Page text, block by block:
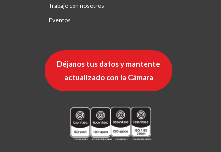
Trabaje con nosotros
Eventos
Déjanos tus datos y mantente
actualizado con la Cámara